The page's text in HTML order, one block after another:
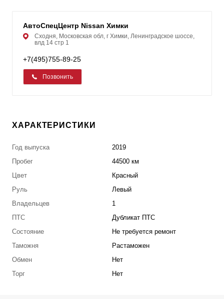
АвтоСпецЦентр Nissan Химки
Сходня, Московская обл, г Химки, Ленинградское шоссе,
влд 14 стр 1
+7(495)755-89-25
Позвонить
ХАРАКТЕРИСТИКИ
Год выпуска
2019
Пробег
44500 км
Цвет
Красный
Руль
Левый
Владельцев
1
ПТС
Дубликат ПТС
Состояние
Не требуется ремонт
Таможня
Растаможен
Обмен
Нет
Торг
Нет